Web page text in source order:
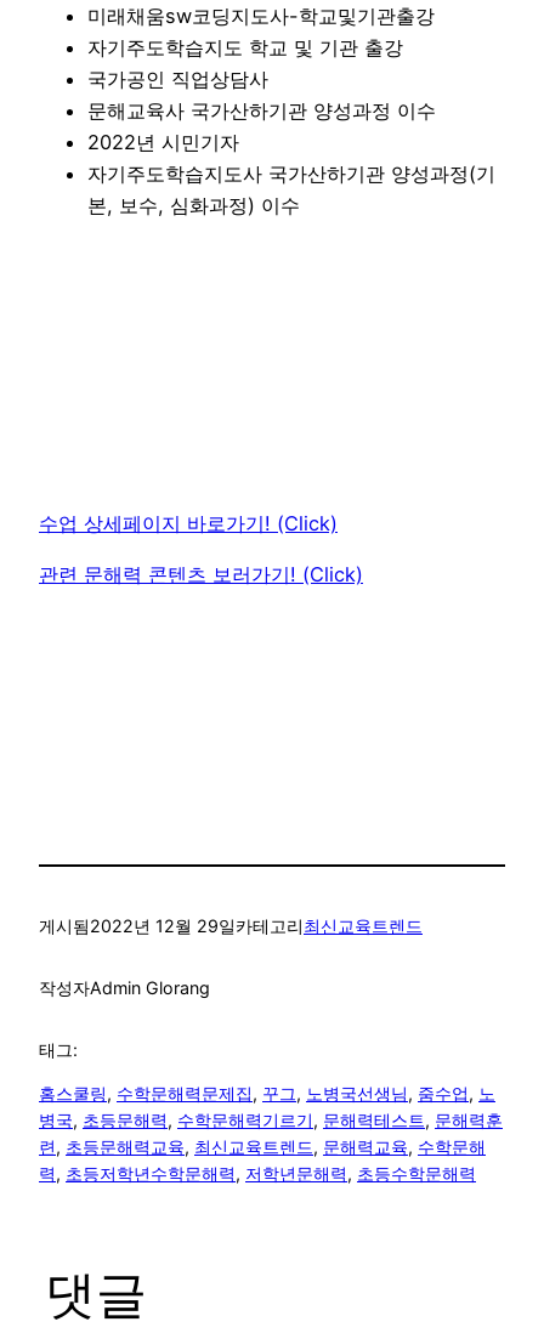
미래채움sw코딩지도사-학교및기관출강
자기주도학습지도 학교 및 기관 출강
국가공인 직업상담사
문해교육사 국가산하기관 양성과정 이수
2022년 시민기자
자기주도학습지도사 국가산하기관 양성과정(기
본, 보수, 심화과정) 이수
수업 상세페이지 바로가기! (Click)
관련 문해력 콘텐츠 보러가기! (Click)
게시됨2022년 12월 29일카테고리최신교육트렌드
작성자Admin Glorang
태그:
홈스쿨링 수학문해력문제집 꾸그 노병국선생님 줌수업
노
병국 초등문해력 수학문해력기르기 문해력테스트
문해력훈
련
초등문해력교육 최신교육트렌드 문해력교육 수학문해
력
초등저학년수학문해력 저학년문해력 초등수학문해력
댓글